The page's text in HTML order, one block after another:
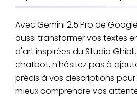
Avec Gemini 2.5 Pro de
aussi transformer vos textes
d'art inspirées du Studio
chatbot, n'hésitez pas à
précis à vos descriptions
mieux comprendre vos